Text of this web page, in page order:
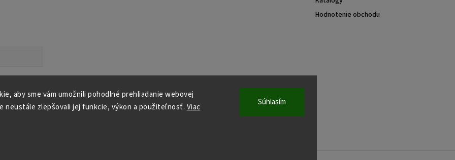
aby sme vám umožnili pohodlné prehliadanie webovej
neustále zlepšovali jej funkcie, výkon a použiteľnosť. Viac Súhlasím
Hodnotenie obchodu
s